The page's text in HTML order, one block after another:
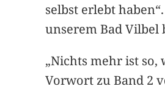
selbst erlebt
unserem Bad Vilbel
„Nichts mehr ist so,
Vorwort zu Band 2